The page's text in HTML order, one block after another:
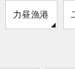
力昼漁港